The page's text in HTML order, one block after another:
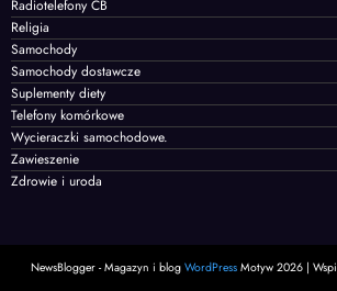
Radiotelefony CB
Religia
Samochody
Samochody dostawcze
Suplementy diety
Telefony komórkowe
Wycieraczki samochodowe.
Zawieszenie
Zdrowie i uroda
NewsBlogger - Magazyn i blog WordPress Motyw 2026 |